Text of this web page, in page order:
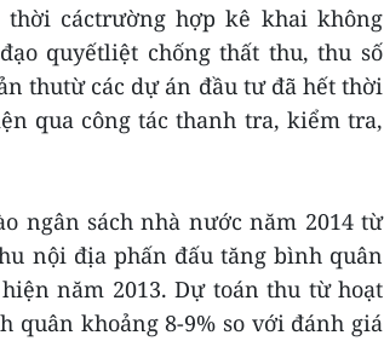
cáctrường hợp kê khai không
quyếtliệt chống thất thu, thu số
thutừ các dự án đầu tư đã hết thời
qua công tác thanh tra, kiểm tra,
ngân sách nhà nước năm 2014 từ
nội địa phấn đấu tăng bình quân
năm 2013. Dự toán thu từ hoạt
quân khoảng 8-9% so với đánh giá